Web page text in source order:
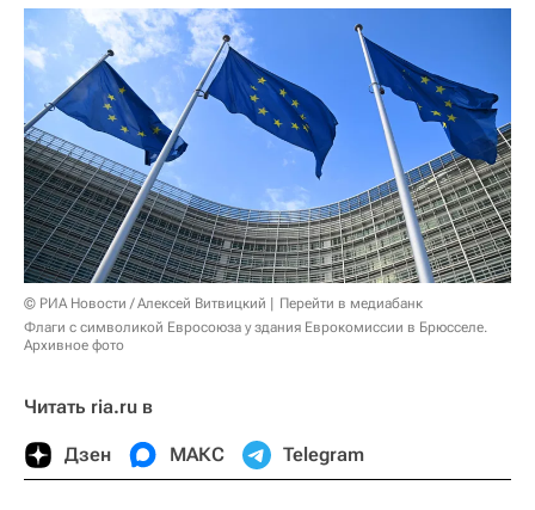
© РИА Новости / Алексей Витвицкий
Перейти в медиабанк
Флаги с символикой Евросоюза у здания Еврокомиссии в Брюсселе.
Архивное фото
Читать ria.ru в
Дзен МАКС Telegram